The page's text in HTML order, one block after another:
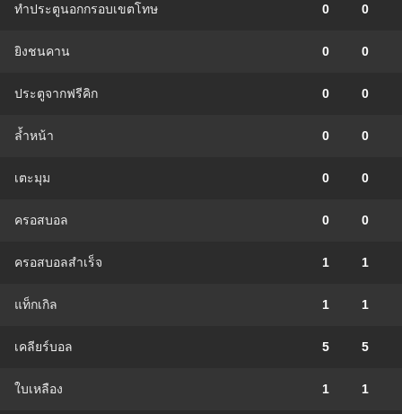
ทำประตูนอกกรอบเขตโทษ 0 0
ยิงชนคาน 0 0
ประตูจากฟรีคิก 0 0
ล้ำหน้า 0 0
เตะมุม 0 0
ครอสบอล 0 0
ครอสบอลสำเร็จ 1 1
แท็กเกิล 1 1
เคลียร์บอล 5 5
ใบเหลือง 1 1